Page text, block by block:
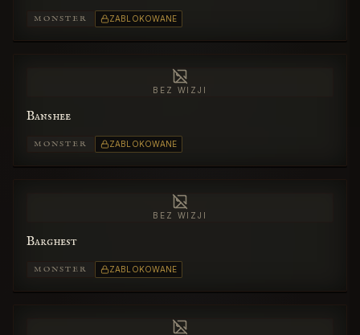
MONSTER ZABLOKOWANE
BEZ WIZJI
Banshee
MONSTER ZABLOKOWANE
BEZ WIZJI
Barghest
MONSTER ZABLOKOWANE